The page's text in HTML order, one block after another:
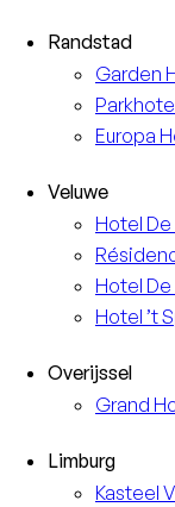
Randstad
Garden
Europa
Veluwe
Hotel
Hotel
Hotel ’t
Overijssel
Grand
Limburg
Kasteel